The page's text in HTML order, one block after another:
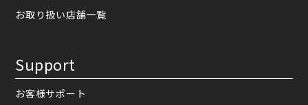
お取り扱い店舗一覧
Support
お客様サポート